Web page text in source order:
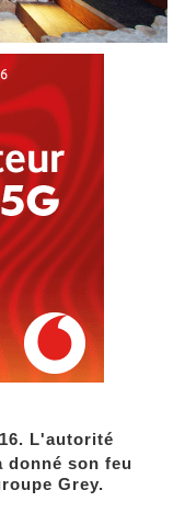
L'autorité
donné son feu
Grey.